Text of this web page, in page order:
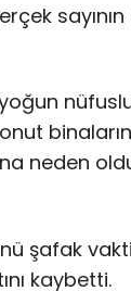
neden
şafak
kaybetti.